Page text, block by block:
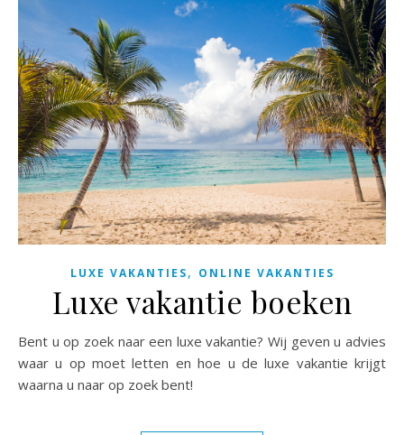
LUXE VAKANTIES, ONLINE VAKANTIES
Luxe vakantie boeken
Bent u op zoek naar een luxe vakantie? Wij geven u advies
waar u op moet letten en hoe u de luxe vakantie krijgt
waarna u naar op zoek bent!